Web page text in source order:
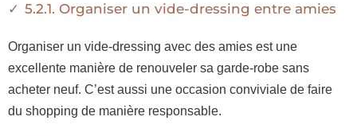
5.2.1. Organiser un vide-dressing entre amies
Organiser un vide-dressing avec des amies est une
excellente manière de renouveler sa garde-robe sans
acheter neuf. C’est aussi une occasion conviviale de faire
du shopping de manière responsable.